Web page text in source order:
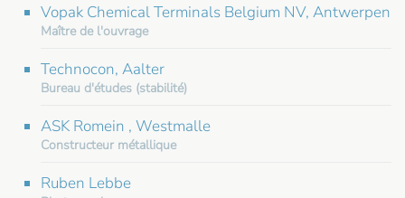
Vopak Chemical Terminals Belgium NV, Antwerpen
Maître de l'ouvrage
Technocon, Aalter
Bureau d'études (stabilité)
ASK Romein , Westmalle
Constructeur métallique
Ruben Lebbe